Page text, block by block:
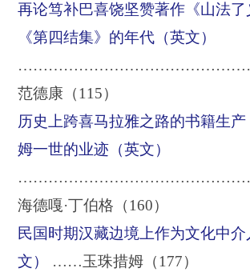
再论笃补巴喜饶坚赞著作《山法
《第四结集》的年代（英文）
范德康（115）
历史上跨喜马拉雅之路的书籍生
姆一世的业迹（英文）
海德嘎·丁伯格（160）
民国时期汉藏边境上作为文化中
文）
……玉珠措姆（177）